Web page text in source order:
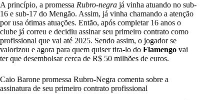
A princípio, a promessa Rubro-negra já vinha atuando no sub-
16 e sub-17 do Mengão. Assim, já vinha chamando a atenção
por usa ótimas atuações. Então, após completar 16 anos o
clube já correu e decidiu assinar seu primeiro contrato como
profissional que vai até 2025. Sendo assim, o jogador se
valorizou e agora para quem quiser tira-lo do Flamengo vai
ter que desembolsar cerca de R$ 50 milhões de euros.
Caio Barone promessa Rubro-Negra comenta sobre a
assinatura de seu primeiro contrato profissional